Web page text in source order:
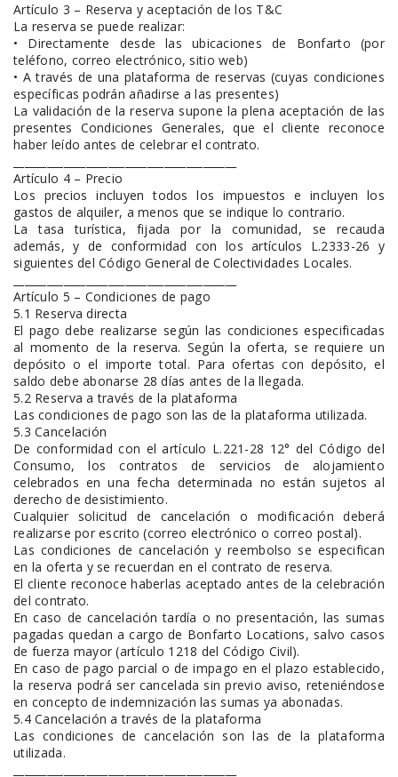
Artículo 3 – Reserva y aceptación de los T&C
La reserva se puede realizar:
• Directamente desde las ubicaciones de Bonfarto (por
teléfono, correo electrónico, sitio web)
• A través de una plataforma de reservas (cuyas condiciones
específicas podrán añadirse a las presentes)
La validación de la reserva supone la plena aceptación de las
presentes Condiciones Generales, que el cliente reconoce
haber leído antes de celebrar el contrato.
Artículo 4 – Precio
Los precios incluyen todos los impuestos e incluyen los
gastos de alquiler, a menos que se indique lo contrario.
La tasa turística, fijada por la comunidad, se recauda
además, y de conformidad con los artículos L.2333-26 y
siguientes del Código General de Colectividades Locales.
Artículo 5 – Condiciones de pago
5.1 Reserva directa
El pago debe realizarse según las condiciones especificadas
al momento de la reserva. Según la oferta, se requiere un
depósito o el importe total. Para ofertas con depósito, el
saldo debe abonarse 28 días antes de la llegada.
5.2 Reserva a través de la plataforma
Las condiciones de pago son las de la plataforma utilizada.
5.3 Cancelación
De conformidad con el artículo L.221-28 12° del Código del
Consumo, los contratos de servicios de alojamiento
celebrados en una fecha determinada no están sujetos al
derecho de desistimiento.
Cualquier solicitud de cancelación o modificación deberá
realizarse por escrito (correo electrónico o correo postal).
Las condiciones de cancelación y reembolso se especifican
en la oferta y se recuerdan en el contrato de reserva.
El cliente reconoce haberlas aceptado antes de la celebración
del contrato.
En caso de cancelación tardía o no presentación, las sumas
pagadas quedan a cargo de Bonfarto Locations, salvo casos
de fuerza mayor (artículo 1218 del Código Civil).
En caso de pago parcial o de impago en el plazo establecido,
la reserva podrá ser cancelada sin previo aviso, reteniéndose
en concepto de indemnización las sumas ya abonadas.
5.4 Cancelación a través de la plataforma
Las condiciones de cancelación son las de la plataforma
utilizada.